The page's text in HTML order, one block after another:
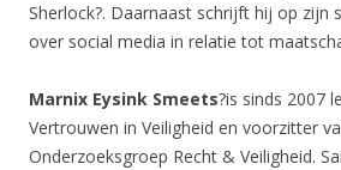
Sherlock?. Daarnaast schrijft hij op zijn
over social media in relatie tot
Marnix Eysink Smeets?is sinds 2007
Vertrouwen in Veiligheid en voorzitter
Onderzoeksgroep Recht & Veiligheid.